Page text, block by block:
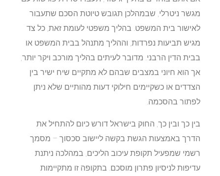
מגשר ניטרלי, שבמהלכן תגובש טיוטת הסכם שתעבור
לאישור בית המשפט. בהליך משפטי לעומת זאת, כל צד
מגיש תביעות נפרדות, וההליך מתנהל בבית המשפט או
בבית הדין הרבני. מדובר לעיתים בהליך מורכב ויקר יותר,
אך הוא חיוני במצבים שבהם לא מתקיים שיח ישיר בין
הצדדים או כשקיימים חילוקי דעות מהותיים שלא ניתן
לפתור בהסכמה.
בין כך ובין כך, החוק בישראל דורש כיום להתחיל את
הדרך באמצעות הגשת בקשה ליישוב סכסוך – מסמך
רשמי שמפעיל תקופת עיכוב הליכים, במהלכה ניתנת
עדיפות לניסיון פתרון מוסכם. בתקופה זו מתקיימות